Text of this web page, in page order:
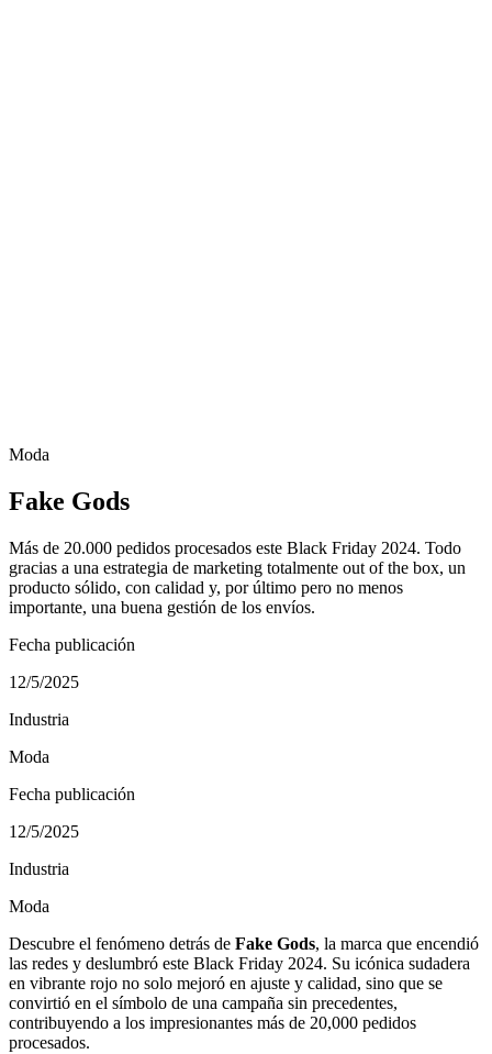
Moda
Fake Gods
Más de 20.000 pedidos procesados este Black Friday 2024. Todo
gracias a una estrategia de marketing totalmente out of the box, un
producto sólido, con calidad y, por último pero no menos
importante, una buena gestión de los envíos.
Fecha publicación
12/5/2025
Industria
Moda
Fecha publicación
12/5/2025
Industria
Moda
Descubre el fenómeno detrás de Fake Gods, la marca que encendió
las redes y deslumbró este Black Friday 2024. Su icónica sudadera
en vibrante rojo no solo mejoró en ajuste y calidad, sino que se
convirtió en el símbolo de una campaña sin precedentes,
contribuyendo a los impresionantes más de 20,000 pedidos
procesados.